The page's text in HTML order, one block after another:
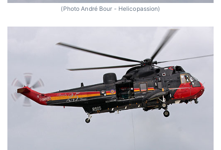
(Photo André Bour - Helicopassion)